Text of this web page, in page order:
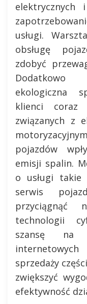
elektrycznych
usługi.
obsługę
zdobyć
Dodatkowo
ekologiczna
klienci coraz
związanych z
pojazdów
emisji spalin.
o usługi takie
serwis
przyciągnąć
technologii
szansę na
sprzedaży
zwiększyć
efektywność